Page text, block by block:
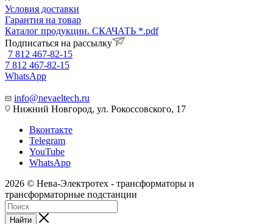
Условия доставки
Гарантия на товар
Каталог продукции. СКАЧАТЬ *.pdf
Подписаться на рассылку
7 812 467-82-15
7 812 467-82-15
WhatsApp
info@nevaeltech.ru
Нижний Новгород, ул. Рокоссовского, 17
Вконтакте
Telegram
YouTube
WhatsApp
2026 © Нева-Электротех - трансформаторы и
трансформаторные подстанции
Найти